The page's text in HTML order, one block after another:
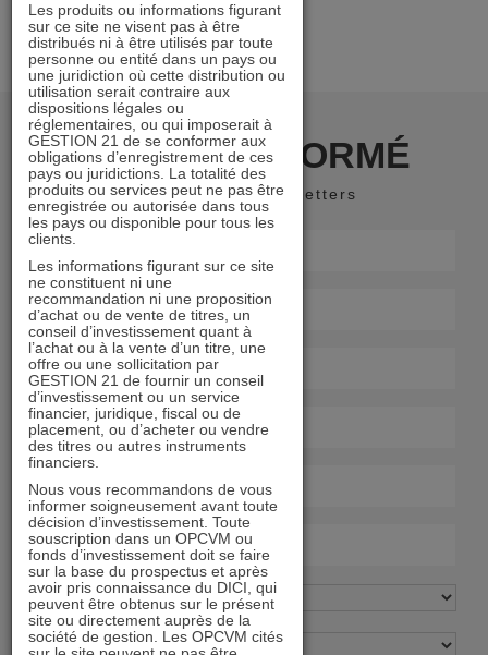
RESTER INFORMÉ
Recevoir nos newsletters
Les produits ou informations figurant
sur ce site ne visent pas à être
distribués ni à être utilisés par toute
personne ou entité dans un pays ou
une juridiction où cette distribution ou
utilisation serait contraire aux
dispositions légales ou
réglementaires, ou qui imposerait à
GESTION 21 de se conformer aux
obligations d’enregistrement de ces
pays ou juridictions. La totalité des
produits ou services peut ne pas être
enregistrée ou autorisée dans tous
les pays ou disponible pour tous les
clients.
Les informations figurant sur ce site
ne constituent ni une
recommandation ni une proposition
d’achat ou de vente de titres, un
conseil d’investissement quant à
l’achat ou à la vente d’un titre, une
offre ou une sollicitation par
GESTION 21 de fournir un conseil
d’investissement ou un service
financier, juridique, fiscal ou de
placement, ou d’acheter ou vendre
des titres ou autres instruments
financiers.
Nous vous recommandons de vous
informer soigneusement avant toute
décision d’investissement. Toute
souscription dans un OPCVM ou
fonds d’investissement doit se faire
sur la base du prospectus et après
avoir pris connaissance du DICI, qui
peuvent être obtenus sur le présent
site ou directement auprès de la
société de gestion. Les OPCVM cités